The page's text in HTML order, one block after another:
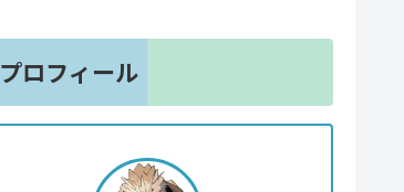
プロフィール